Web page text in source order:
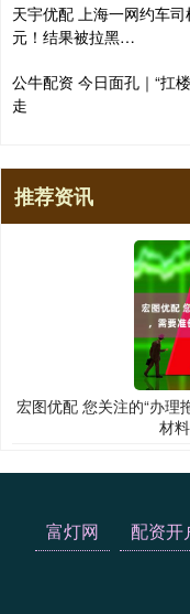
天宇优配 上海一网约车
元！结果被拉黑…
公牛配资 今日面孔｜“扛
走
推荐资讯
宏图优配 您关注的“办理
材
富灯网 配资开